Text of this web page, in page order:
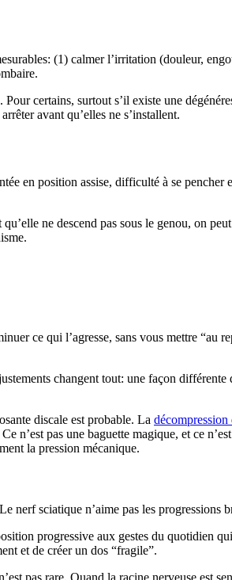
(1) calmer l’irritation (douleur,
certains, surtout s’il existe une
avant qu’elles ne s’installent.
en position assise, difficulté à se
ne descend pas sous le genou, on
ce qui l’agresse, sans vous mettre “au
changent tout: une façon
discale est probable. La décompression
pas une baguette magique, et ce
la pression mécanique.
sciatique n’aime pas les progressions
progressive aux gestes du quotidien
et de créer un dos “fragile”.